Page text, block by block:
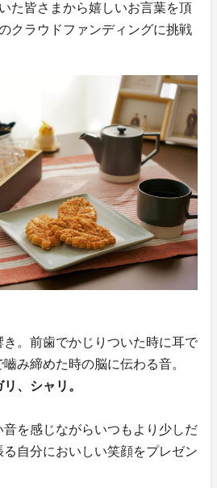
た皆さまから嬉しいお言葉を頂
クラウドファンディングに挑戦
。前歯でかじりついた時に耳で
み締めた時の脳に伝わる音。
、シャリ。
を感じながらいつもより少しだ
自分においしい笑顔をプレゼン